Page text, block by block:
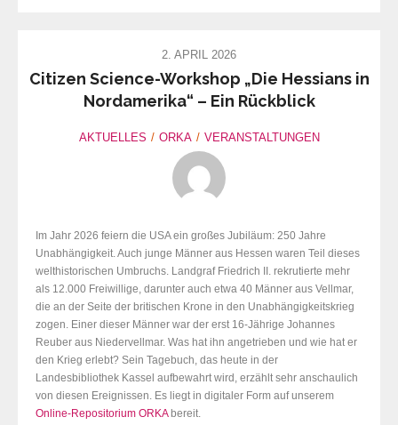
2. APRIL 2026
Citizen Science-Workshop „Die Hessians in
Nordamerika“ – Ein Rückblick
AKTUELLES ORKA VERANSTALTUNGEN
Im Jahr 2026 feiern die USA ein großes Jubiläum: 250 Jahre
Unabhängigkeit. Auch junge Männer aus Hessen waren Teil dieses
welthistorischen Umbruchs. Landgraf Friedrich II. rekrutierte mehr
als 12.000 Freiwillige, darunter auch etwa 40 Männer aus Vellmar,
die an der Seite der britischen Krone in den Unabhängigkeitskrieg
zogen. Einer dieser Männer war der erst 16-Jährige Johannes
Reuber aus Niedervellmar. Was hat ihn angetrieben und wie hat er
den Krieg erlebt? Sein Tagebuch, das heute in der
Landesbibliothek Kassel aufbewahrt wird, erzählt sehr anschaulich
von diesen Ereignissen. Es liegt in digitaler Form auf unserem
Online-Repositorium ORKAbereit.